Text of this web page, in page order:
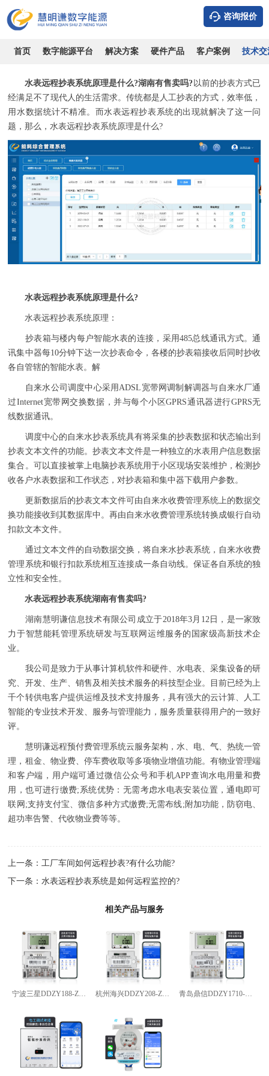
咨询报价
首页 数字能源平台 解决方案 硬件产品 客户案例 技术交
水表远程抄表系统原理是什么?湖南有售卖吗?
时间：2026-08-07 浏览：7259 作者：admin
水表远程抄表系统原理是什么?湖南有售卖吗? 以前的抄表方式已
经满足不了现代人的生活需求。传统都是人工抄表的方式，效率低，
用水数据统计不精准。而水表远程抄表系统的出现就解决了这一问
题，那么，水表远程抄表系统原理是什么?
水表远程抄表系统原理是什么?
水表远程抄表系统原理：
抄表箱与楼内每户智能水表的连接，采用485总线通讯方式。通
讯集中器每10分钟下达一次抄表命令，各楼的抄表箱接收后同时抄收
各自管辖的智能水表。解
自来水公司调度中心采用ADSL宽带网调制解调器与自来水厂通
过Internet宽带网交换数据，并与每个小区GPRS通讯器进行GPRS无
线数据通讯。
调度中心的自来水抄表系统具有将采集的抄表数据和状态输出到
抄表文本文件的功能。抄表文本文件是一种独立的水表用户信息数据
集合。可以直接被掌上电脑抄表系统用于小区现场安装维护，检测抄
收各户水表数据和工作状态，对抄表箱和集中器下载用户参数。
更新数据后的抄表文本文件可由自来水收费管理系统上的数据交
换功能接收到其数据库中。再由自来水收费管理系统转换成银行自动
扣款文本文件。
通过文本文件的自动数据交换，将自来水抄表系统，自来水收费
管理系统和银行扣款系统相互连接成一条自动线。保证各自系统的独
立性和安全性。
水表远程抄表系统湖南有售卖吗?
湖南慧明谦信息技术有限公司成立于2018年3月12日，是一家致
力于智慧能耗管理系统研发与互联网运维服务的国家级高新技术企
业。
我公司是致力于从事计算机软件和硬件、水电表、采集设备的研
究、开发、生产、销售及相关技术服务的科技型企业。目前已经为上
千个转供电客户提供运维及技术支持服务，具有强大的云计算、人工
智能的专业技术开发、服务与管理能力，服务质量获得用户的一致好
评。
慧明谦远程预付费管理系统云服务架构，水、电、气、热统一管
理，租金、物业费、停车费收取等多项物业增值功能。有物业管理端
和客户端，用户端可通过微信公众号和手机APP查询水电用量和费
用，也可进行缴费;系统优势：无需考虑水电表安装位置，通电即可
联网;支持支付宝、微信多种方式缴费;无需布线;附加功能，防窃电、
超功率告警、代收物业费等等。
上一条： 工厂车间如何远程抄表?有什么功能?
下一条：水表远程抄表系统是如何远程监控的?
相关产品与服务
宁波三星DDZY188-Z型4G通讯智能电能表杭州海兴DDZY208-Z型RS485通讯智能电能表
青岛鼎信DDZY1710-Z型单